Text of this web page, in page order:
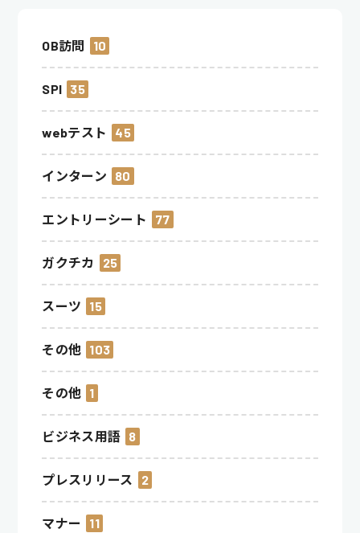
OB訪問 10
SPI 35
webテスト 45
インターン 80
エントリーシート 77
ガクチカ 25
スーツ 15
その他 103
その他 1
ビジネス用語 8
プレスリリース 2
マナー 11